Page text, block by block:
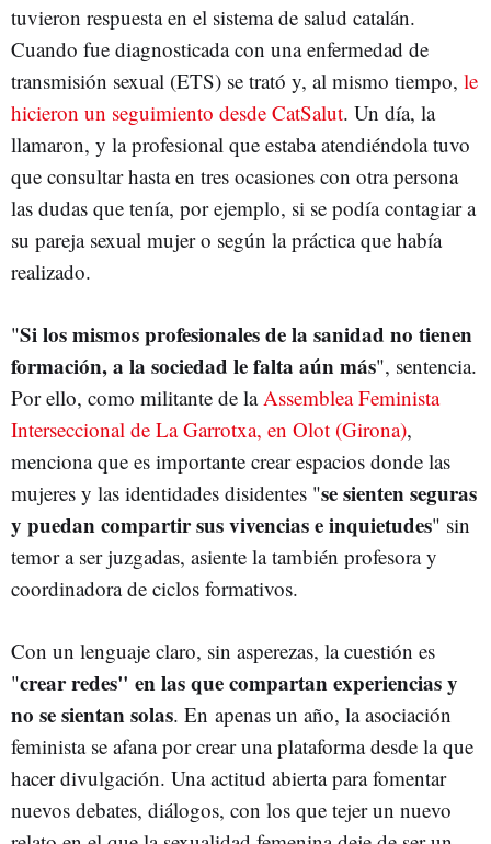
tuvieron respuesta en el sistema de salud catalán.
Cuando fue diagnosticada con una enfermedad de
transmisión sexual (ETS) se trató y, al mismo tiempo, le
hicieron un seguimiento desde CatSalut. Un día, la
llamaron, y la profesional que estaba atendiéndola tuvo
que consultar hasta en tres ocasiones con otra persona
las dudas que tenía, por ejemplo, si se podía contagiar a
su pareja sexual mujer o según la práctica que había
realizado.
"Si los mismos profesionales de la sanidad no tienen
formación, a la sociedad le falta aún más", sentencia.
Por ello, como militante de laAssemblea Feminista
Interseccional de La Garrotxa, en Olot (Girona),
menciona que es importante crear espacios donde las
mujeres y las identidades disidentes "se sienten seguras
y puedan compartir sus vivencias e inquietudes" sin
temor a ser juzgadas, asiente la también profesora y
coordinadora de ciclos formativos.
Con un lenguaje claro, sin asperezas, la cuestión es
"crear redes" en las que compartan experiencias y
no se sientan solas. En apenas un año, la asociación
feminista se afana por crear una plataforma desde la que
hacer divulgación. Una actitud abierta para fomentar
nuevos debates, diálogos, con los que tejer un nuevo